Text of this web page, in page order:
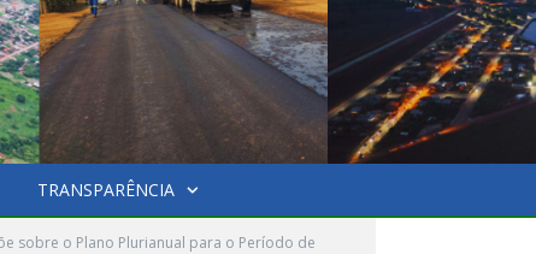
TRANSPARÊNCIA
sobre o Plano Plurianual para o Período de